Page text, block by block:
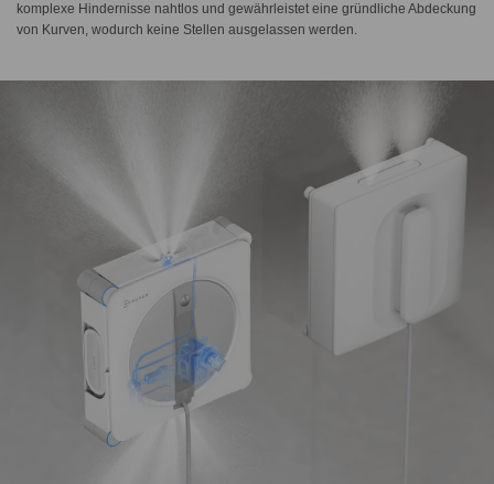
komplexe Hindernisse nahtlos und gewährleistet eine gründliche Abdeckung
von Kurven, wodurch keine Stellen ausgelassen werden.